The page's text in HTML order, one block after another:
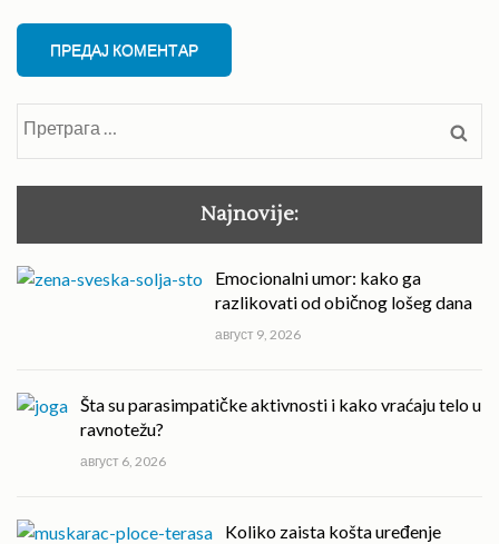
Najnovije:
Emocionalni umor: kako ga
razlikovati od običnog lošeg dana
август 9, 2026
Šta su parasimpatičke aktivnosti i kako vraćaju telo u
ravnotežu?
август 6, 2026
Koliko zaista košta uređenje